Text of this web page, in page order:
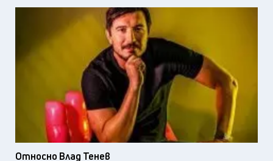
Относно Влад Тенев